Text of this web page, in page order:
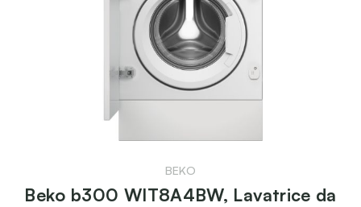
BEKO
Beko b300 WIT8A4BW, Lavatrice da